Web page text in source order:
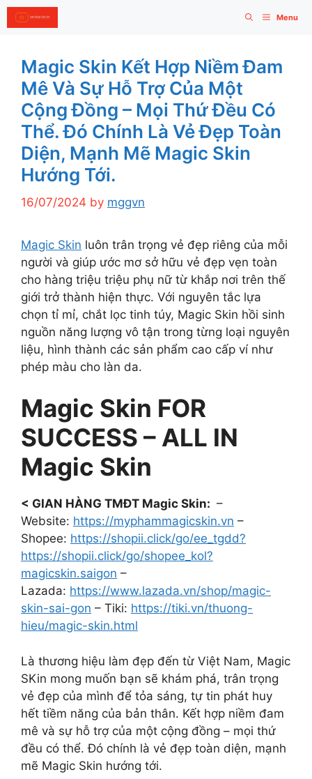
Skip
to
Menu
Magic Skin Kết Hợp Niềm Đam
Mê Và Sự Hỗ Trợ Của Một
Cộng Đồng – Mọi Thứ Đều Có
Thể. Đó Chính Là Vẻ Đẹp Toàn
Diện, Mạnh Mẽ Magic Skin
Hướng Tới.
16/07/2024 by mggvn
Magic Skin luôn trân trọng vẻ đẹp riêng của mỗi
người và giúp ước mơ sở hữu vẻ đẹp vẹn toàn
cho hàng triệu triệu phụ nữ từ khắp nơi trên thế
giới trở thành hiện thực. Với nguyên tắc lựa
chọn tỉ mỉ, chắt lọc tinh túy, Magic Skin hồi sinh
nguồn năng lượng vô tận trong từng loại nguyên
liệu, hình thành các sản phẩm cao cấp ví như
phép màu cho làn da.
Magic Skin FOR
SUCCESS – ALL IN
Magic Skin
< GIAN HÀNG TMĐT Magic Skin: –
Website: https://myphammagicskin.vn –
Shopee: https://shopii.click/go/ee_tgdd?
https://shopii.click/go/shopee_kol?
magicskin.saigon –
Lazada: https://www.lazada.vn/shop/magic-
skin-sai-gon – Tiki: https://tiki.vn/thuong-
hieu/magic-skin.html
Là thương hiệu làm đẹp đến từ Việt Nam, Magic
SKin mong muốn bạn sẽ khám phá, trân trọng
vẻ đẹp của mình để tỏa sáng, tự tin phát huy
hết tiềm năng của bản thân. Kết hợp niềm đam
mê và sự hỗ trợ của một cộng đồng – mọi thứ
đều có thể. Đó chính là vẻ đẹp toàn diện, mạnh
mẽ Magic Skin hướng tới.